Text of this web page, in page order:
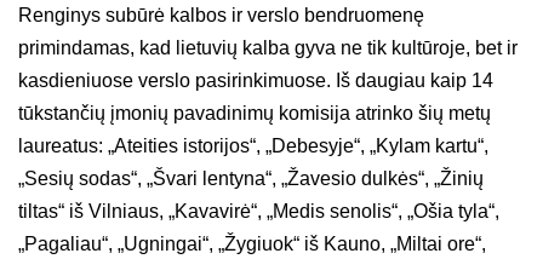
Renginys subūrė kalbos ir verslo bendruomenę
primindamas, kad lietuvių kalba gyva ne tik kultūroje, bet ir
kasdieniuose verslo pasirinkimuose. Iš daugiau kaip 14
tūkstančių įmonių pavadinimų komisija atrinko šių metų
laureatus: „Ateities istorijos“, „Debesyje“, „Kylam kartu“,
„Sesių sodas“, „Švari lentyna“, „Žavesio dulkės“, „Žinių
tiltas“ iš Vilniaus, „Kavavirė“, „Medis senolis“, „Ošia tyla“,
„Pagaliau“, „Ugningai“, „Žygiuok“ iš Kauno, „Miltai ore“,